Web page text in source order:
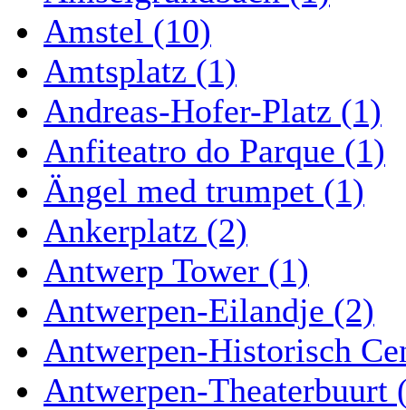
Amstel (10)
Amtsplatz (1)
Andreas-Hofer-Platz (1)
Anfiteatro do Parque (1)
Ängel med trumpet (1)
Ankerplatz (2)
Antwerp Tower (1)
Antwerpen-Eilandje (2)
Antwerpen-Historisch
Antwerpen-Theaterbuurt